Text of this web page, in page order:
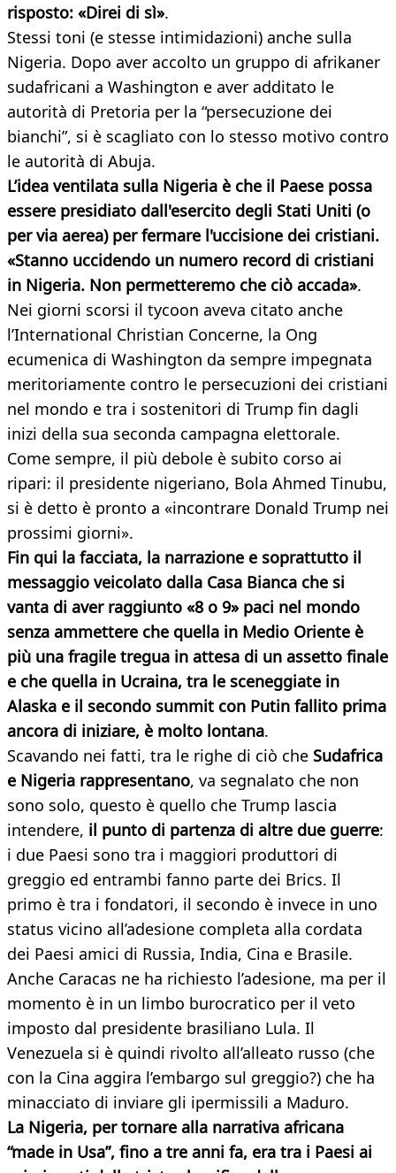
risposto: «Direi di sì».
Stessi toni (e stesse intimidazioni) anche sulla
Nigeria. Dopo aver accolto un gruppo di afrikaner
sudafricani a Washington e aver additato le
autorità di Pretoria per la “persecuzione dei
bianchi”, si è scagliato con lo stesso motivo contro
le autorità di Abuja.
L’idea ventilata sulla Nigeria è che il Paese possa
essere presidiato dall'esercito degli Stati Uniti (o
per via aerea) per fermare l'uccisione dei cristiani.
«Stanno uccidendo un numero record di cristiani
in Nigeria. Non permetteremo che ciò accada».
Nei giorni scorsi il tycoon aveva citato anche
l’International Christian Concerne, la Ong
ecumenica di Washington da sempre impegnata
meritoriamente contro le persecuzioni dei cristiani
nel mondo e tra i sostenitori di Trump fin dagli
inizi della sua seconda campagna elettorale.
Come sempre, il più debole è subito corso ai
ripari: il presidente nigeriano, Bola Ahmed Tinubu,
si è detto è pronto a «incontrare Donald Trump nei
prossimi giorni».
Fin qui la facciata, la narrazione e soprattutto il
messaggio veicolato dalla Casa Bianca che si
vanta di aver raggiunto «8 o 9» paci nel mondo
senza ammettere che quella in Medio Oriente è
più una fragile tregua in attesa di un assetto finale
e che quella in Ucraina, tra le sceneggiate in
Alaska e il secondo summit con Putin fallito prima
ancora di iniziare, è molto lontana.
Scavando nei fatti, tra le righe di ciò che Sudafrica
e Nigeria rappresentano, va segnalato che non
sono solo, questo è quello che Trump lascia
intendere, il punto di partenza di altre due guerre:
i due Paesi sono tra i maggiori produttori di
greggio ed entrambi fanno parte dei Brics. Il
primo è tra i fondatori, il secondo è invece in uno
status vicino all’adesione completa alla cordata
dei Paesi amici di Russia, India, Cina e Brasile.
Anche Caracas ne ha richiesto l’adesione, ma per il
momento è in un limbo burocratico per il veto
imposto dal presidente brasiliano Lula. Il
Venezuela si è quindi rivolto all’alleato russo (che
con la Cina aggira l’embargo sul greggio?) che ha
minacciato di inviare gli ipermissili a Maduro.
La Nigeria, per tornare alla narrativa africana
“made in Usa”, fino a tre anni fa, era tra i Paesi ai